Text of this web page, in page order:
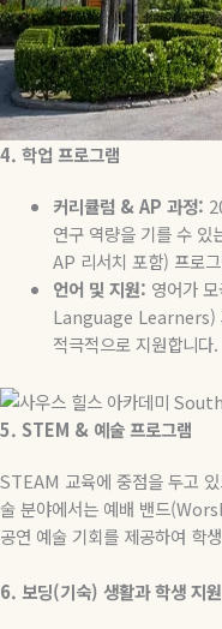
4. 학업 프로그램
커리큘럼 & AP 과정:
연구 역량을 기를 수 있
AP 리서치 포함) 프로
언어 및 지원: 영어가
Language Learners)
적극적으로 지원합니다.
5. STEM & 예술프로그램
STEAM 교육에 중점을 두고
술 분야에서는 예배 밴드
공연 예술 기회를 제공하여 학
6. 보딩(기숙) 생활과학생지원